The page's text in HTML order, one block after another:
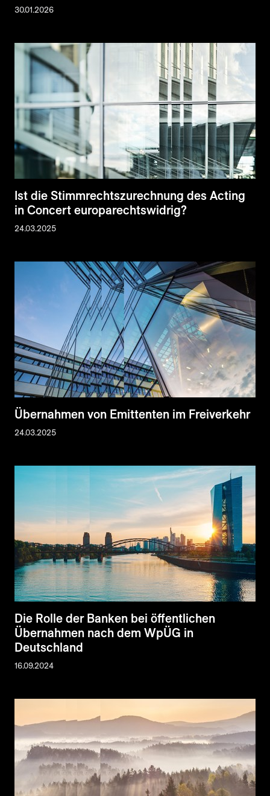
30.01.2026
Ist die Stimmrechtszurechnung des Acting
in Concert europarechtswidrig?
24.03.2025
Übernahmen von Emittenten im Freiverkehr
24.03.2025
Die Rolle der Banken bei öffentlichen
Übernahmen nach dem WpÜG in
Deutschland
16.09.2024